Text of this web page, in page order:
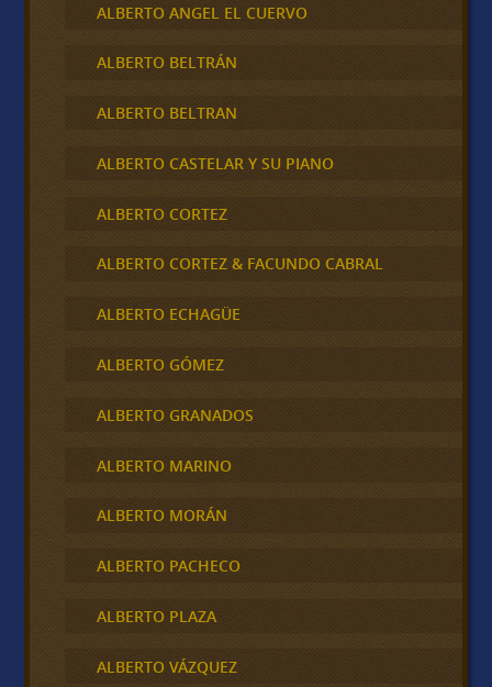
ALBERTO ANGEL EL CUERVO
ALBERTO BELTRÁN
ALBERTO BELTRAN
ALBERTO CASTELAR Y SU PIANO
ALBERTO CORTEZ
ALBERTO CORTEZ & FACUNDO CABRAL
ALBERTO ECHAGÜE
ALBERTO GÓMEZ
ALBERTO GRANADOS
ALBERTO MARINO
ALBERTO MORÁN
ALBERTO PACHECO
ALBERTO PLAZA
ALBERTO VÁZQUEZ